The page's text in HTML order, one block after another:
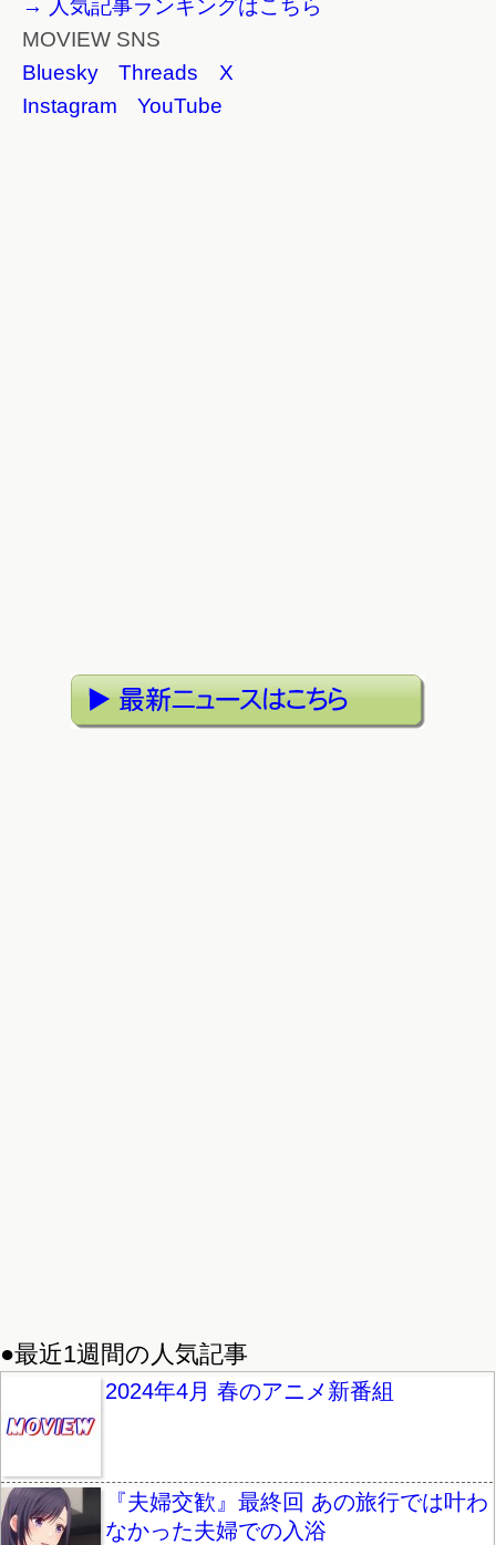
→ 人気記事ランキングはこちら
MOVIEW SNS
Bluesky
Threads
X
Instagram
YouTube
●最近1週間の人気記事
2024年4月 春のアニメ新番組
『夫婦交歓』最終回 あの旅行では叶わ
なかった夫婦での入浴